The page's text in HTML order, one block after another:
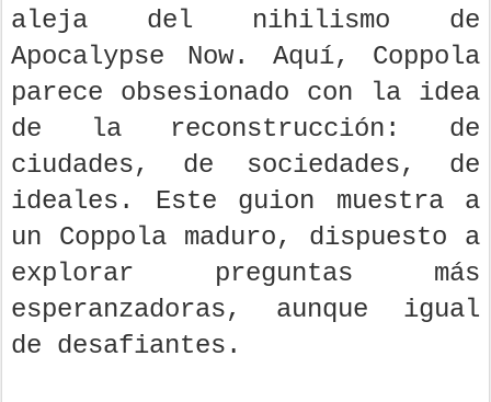
aleja del nihilismo de
Apocalypse Now. Aquí, Coppola
parece obsesionado con la idea
de la reconstrucción: de
ciudades, de sociedades, de
ideales. Este guion muestra a
un Coppola maduro, dispuesto a
explorar preguntas más
esperanzadoras, aunque igual
de desafiantes.